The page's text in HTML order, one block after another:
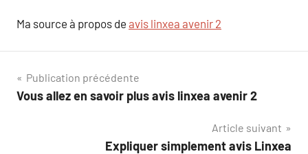
Ma source à propos de avis linxea avenir 2
Navigation
de
Publication précédente
Vous allez en savoir plus avis linxea avenir 2
Article suivant
Expliquer simplement avis Linxea